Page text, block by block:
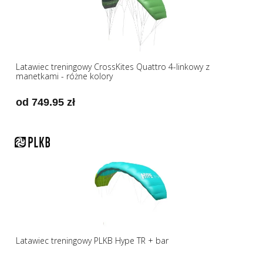
Latawiec treningowy CrossKites Quattro 4-linkowy z
manetkami - różne kolory
od 749.95 zł
Latawiec treningowy PLKB Hype TR + bar